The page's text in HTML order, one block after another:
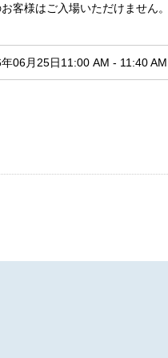
客様はご入場いただけません。
06月25日11:00 AM - 11:40 AM